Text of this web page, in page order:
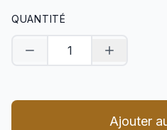
QUANTITÉ
Diminuer la quantité
Ajouter